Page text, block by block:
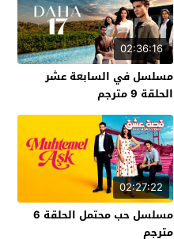
02:36:16
مسلسل في السابعة عشر
الحلقة 9 مترجم
02:27:22
مسلسل حب محتمل الحلقة 6
مترجم